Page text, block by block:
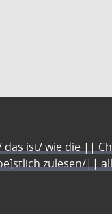
ist/ wie die ||
zulesen/||